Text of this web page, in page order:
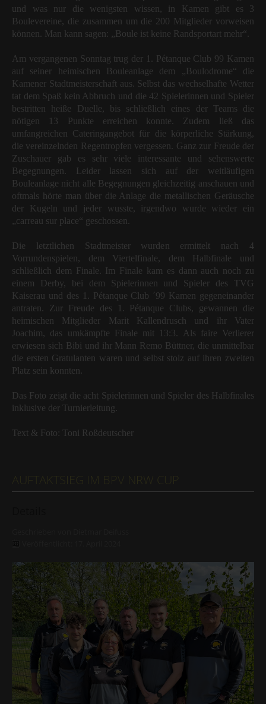
und was nur die wenigsten wissen, in Kamen gibt es 3
Boulevereine, die zusammen um die 200 Mitglieder vorweisen
können. Man kann sagen: „Boule ist keine Randsportart mehr“.
Am vergangenen Sonntag trug der 1. Pétanque Club 99 Kamen
auf seiner heimischen Bouleanlage dem „Boulodrome“ die
Kamener Stadtmeisterschaft aus. Selbst das wechselhafte Wetter
tat dem Spaß kein Abbruch und die 42 Spielerinnen und Spieler
bestritten heiße Duelle, bis schließlich eines der Teams die
nötigen 13 Punkte erreichen konnte. Zudem ließ das
umfangreichen Cateringangebot für die körperliche Stärkung,
die vereinzelnden Regentropfen vergessen. Ganz zur Freude der
Zuschauer gab es sehr viele interessante und sehenswerte
Begegnungen. Leider lassen sich auf der weitläufigen
Bouleanlage nicht alle Begegnungen gleichzeitig anschauen und
oftmals hörte man über die Anlage die metallischen Geräusche
der Kugeln und jeder wusste, irgendwo wurde wieder ein
„carreau sur place“ geschossen.
Die letztlichen Stadtmeister wurden ermittelt nach 4
Vorrundenspielen, dem Viertelfinale, dem Halbfinale und
schließlich dem Finale. Im Finale kam es dann auch noch zu
einem Derby, bei dem Spielerinnen und Spieler des TVG
Kaiserau und des 1. Pétanque Club ´99 Kamen gegeneinander
antraten. Zur Freude des 1. Pétanque Clubs, gewannen die
heimischen Mitglieder Marit Kallendrusch und ihr Vater
Joachim, das umkämpfte Finale mit 13:3. Als faire Verlierer
erwiesen sich Bibi und ihr Mann Remo Büttner, die unmittelbar
die ersten Gratulanten waren und selbst stolz auf ihren zweiten
Platz sein konnten.
Das Foto zeigt die acht Spielerinnen und Spieler des Halbfinales
inklusive der Turnierleitung.
Text & Foto: Toni Roßdeutscher